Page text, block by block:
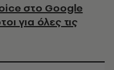
στο Google
για όλες τις